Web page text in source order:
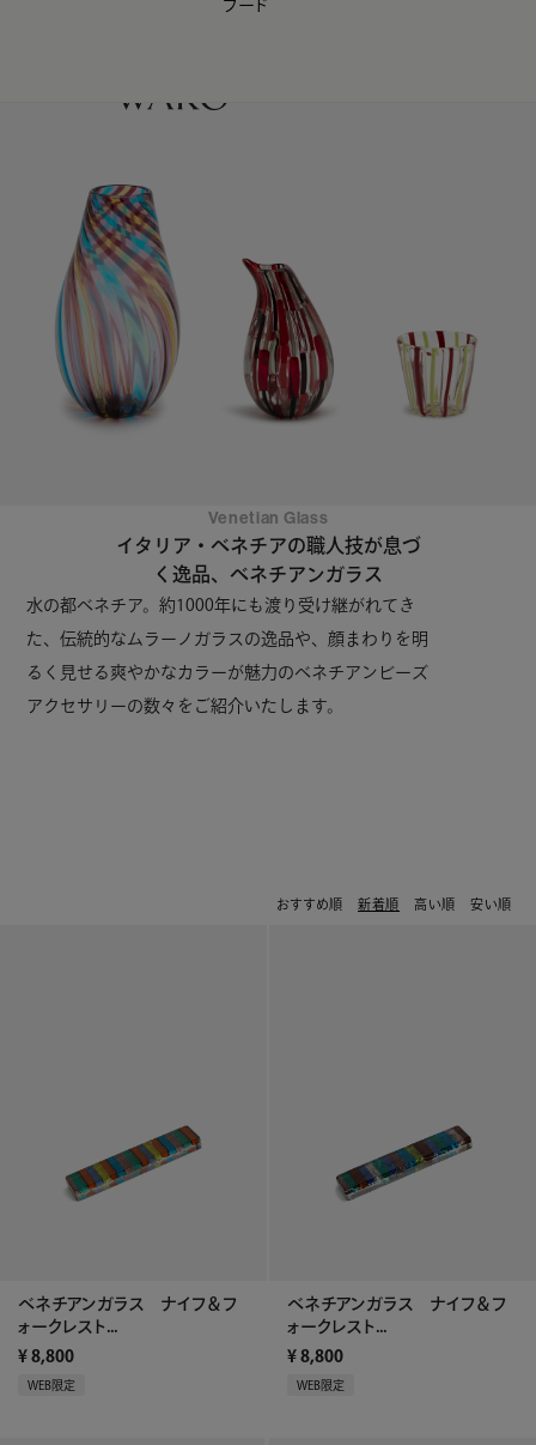
【会員様限定】夏のプレゼントキャンペーン開催中
フード
Venetian Glass
イタリア・ベネチアの職人技が息づ
く逸品、ベネチアンガラス
水の都ベネチア。約1000年にも渡り受け継がれてき
た、伝統的なムラーノガラスの逸品や、顔まわりを明
るく見せる爽やかなカラーが魅力のベネチアンビーズ
アクセサリーの数々をご紹介いたします。
おすすめ順 新着順 高い順 安い順
ベネチアンガラス ナイフ＆フ
ォークレスト...
¥ 8,800
WEB限定
ベネチアンガラス ナイフ＆フ
ォークレスト...
¥ 8,800
WEB限定